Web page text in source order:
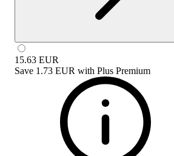
15.63 EUR
Save 1.73 EUR with Plus Premium